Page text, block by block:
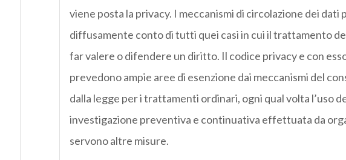
viene posta la privacy. I meccanismi di circolazione dei
diffusamente conto di tutti quei casi in cui il trattamento
far valere o difendere un diritto. Il codice privacy e con
prevedono ampie aree di esenzione dai meccanismi del
dalla legge per i trattamenti ordinari, ogni qual volta l’uso
investigazione preventiva e continuativa effettuata da
servono altre misure.